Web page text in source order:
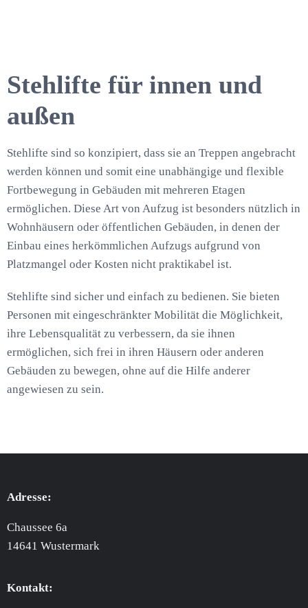
Stehlifte für innen und
außen
Stehlifte sind so konzipiert, dass sie an Treppen angebracht
werden können und somit eine unabhängige und flexible
Fortbewegung in Gebäuden mit mehreren Etagen
ermöglichen. Diese Art von Aufzug ist besonders nützlich in
Wohnhäusern oder öffentlichen Gebäuden, in denen der
Einbau eines herkömmlichen Aufzugs aufgrund von
Platzmangel oder Kosten nicht praktikabel ist.
Stehlifte sind sicher und einfach zu bedienen. Sie bieten
Personen mit eingeschränkter Mobilität die Möglichkeit,
ihre Lebensqualität zu verbessern, da sie ihnen
ermöglichen, sich frei in ihren Häusern oder anderen
Gebäuden zu bewegen, ohne auf die Hilfe anderer
angewiesen zu sein.
Adresse:
Chaussee 6a
14641 Wustermark
Kontakt: